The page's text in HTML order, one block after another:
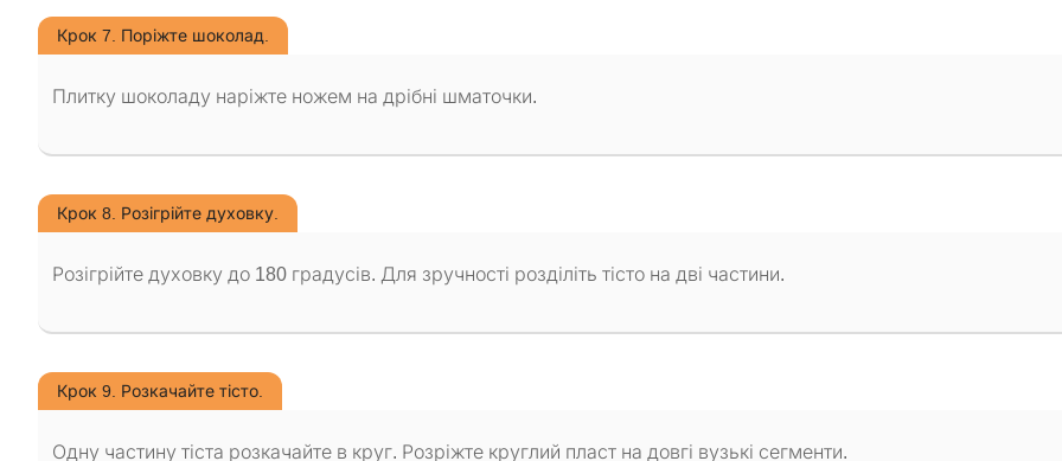
Крок 7. Поріжте шоколад.
Плитку шоколаду наріжте ножем на дрібні шматочки.
Крок 8. Розігрійте духовку.
Розігрійте духовку до 180 градусів. Для зручності розділіть тісто на дві частини.
Крок 9. Розкачайте тісто.
Одну частину тіста розкачайте в круг. Розріжте круглий пласт на довгі вузькі сегменти.